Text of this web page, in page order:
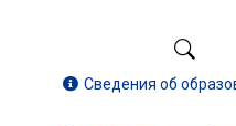
Сведения об